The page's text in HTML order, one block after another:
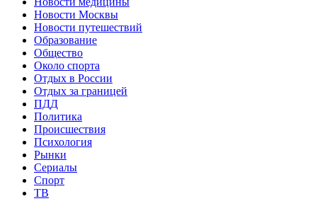
Новости Москвы
Новости путешествий
Образование
Общество
Около спорта
Отдых в России
Отдых за границей
ПДД
Политика
Происшествия
Психология
Рынки
Сериалы
Спорт
ТВ